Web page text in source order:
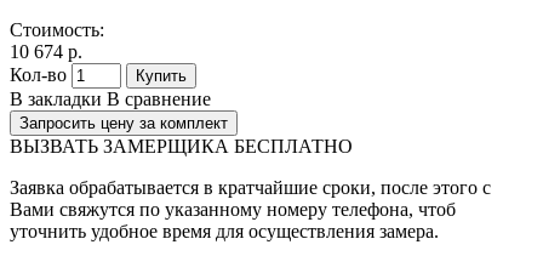
Стоимость:
10 674 р.
Кол-во
Купить
В закладки В сравнение
Запросить цену за комплект
ВЫЗВАТЬ ЗАМЕРЩИКА БЕСПЛАТНО
Заявка обрабатывается в кратчайшие сроки, после этого с
Вами свяжутся по указанному номеру телефона, чтоб
уточнить удобное время для осуществления замера.